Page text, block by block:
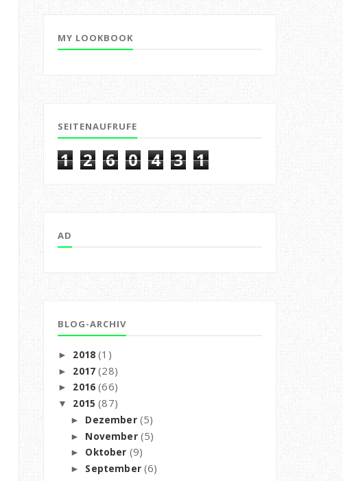
MY LOOKBOOK
SEITENAUFRUFE
1 2 6 0 4 3 1
AD
BLOG-ARCHIV
► 2018(1)
► 2017(28)
► 2016(66)
▼ 2015(87)
► Dezember (5)
► November (5)
► Oktober (9)
► September(6)